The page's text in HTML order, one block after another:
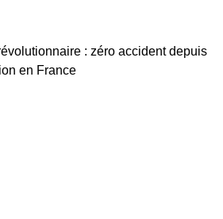
: zéro accident depuis
en France